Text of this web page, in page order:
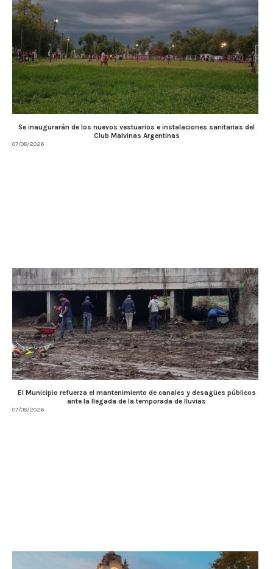
Se inaugurarán de los nuevos vestuarios e instalaciones sanitarias del
Club Malvinas Argentinas
07/08/2026
El Municipio refuerza el mantenimiento de canales y desagües públicos
ante la llegada de la temporada de lluvias
07/08/2026